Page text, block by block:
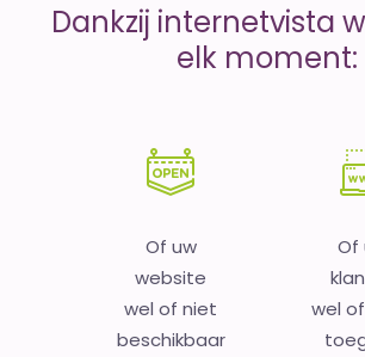
Dankzij internetvista
elk moment:
Of uw
website
wel of niet
beschikbaar
Of
wel